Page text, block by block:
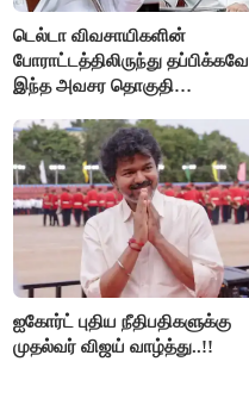
டெல்டா விவசாயிகளின்
போராட்டத்திலிருந்து தப்பிக்கவே
இந்த அவசர தொகுதி
அரங்கேற்றுகிறார் முதலமைச்சர் -
திமுக ஐடி விங்..!!
ஐகோர்ட் புதிய நீதிபதிகளுக்கு
முதல்வர் விஜய் வாழ்த்து..!!